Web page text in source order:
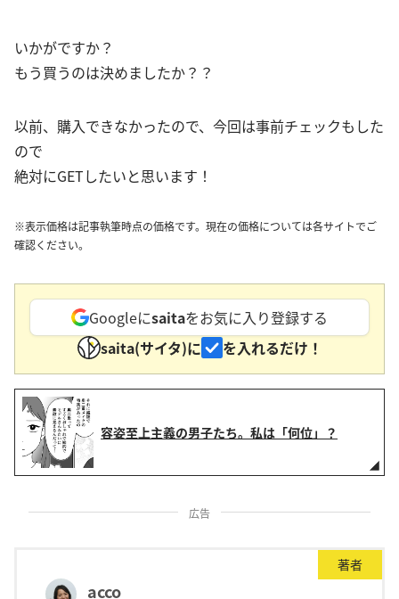
いかがですか？
もう買うのは決めましたか？？
以前、購入できなかったので、今回は事前チェックもした
ので
絶対にGETしたいと思います！
※表示価格は記事執筆時点の価格です。現在の価格については各サイトでご
確認ください。
Googleにsaitaをお気に入り登録する
saita(サイタ)に
を入れるだけ！
容姿至上主義の男子たち。私は「何位」？
広告
著者
acco